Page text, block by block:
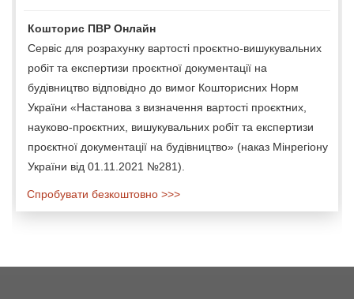
Кошторис ПВР Онлайн
Сервіс для розрахунку вартості проєктно-вишукувальних
робіт та експертизи проєктної документації на
будівництво відповідно до вимог Кошторисних Норм
України «Настанова з визначення вартості проєктних,
науково-проєктних, вишукувальних робіт та експертизи
проєктної документації на будівництво» (наказ Мінрегіону
України від 01.11.2021 №281).
Спробувати безкоштовно >>>